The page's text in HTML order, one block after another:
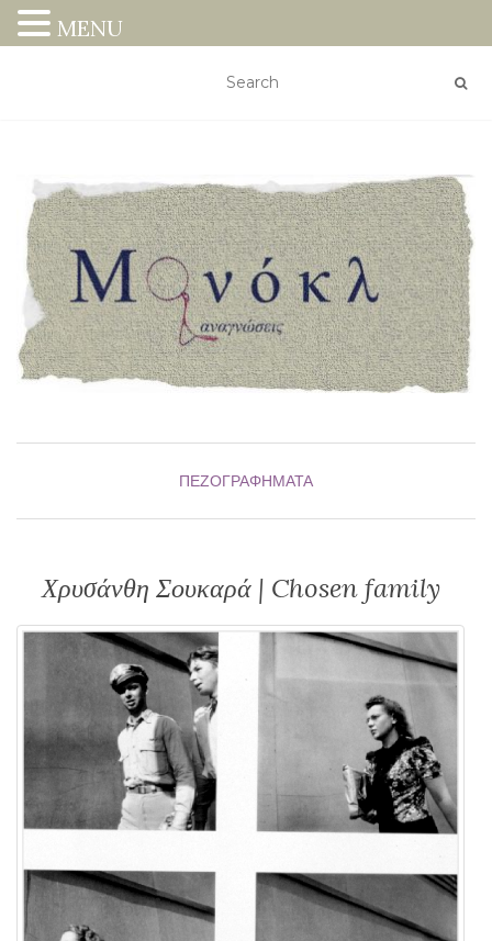
ΠΕΖΟΓΡΑΦΉΜΑΤΑ
Χρυσάνθη Σουκαρά | Chosen family
MENU